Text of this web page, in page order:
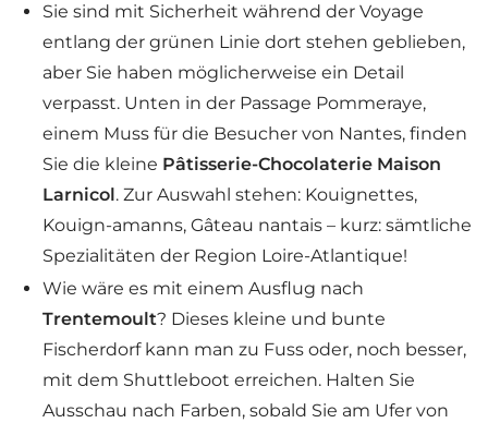
Sie sind mit Sicherheit während der Voyage
entlang der grünen Linie dort stehen geblieben,
aber Sie haben möglicherweise ein Detail
verpasst. Unten in der Passage Pommeraye,
einem Muss für die Besucher von Nantes, finden
Sie die kleine Pâtisserie-Chocolaterie Maison
Larnicol. Zur Auswahl stehen: Kouignettes,
Kouign-amanns, Gâteau nantais – kurz: sämtliche
Spezialitäten der Region Loire-Atlantique!
Wie wäre es mit einem Ausflug nach
Trentemoult? Dieses kleine und bunte
Fischerdorf kann man zu Fuss oder, noch besser,
mit dem Shuttleboot erreichen. Halten Sie
Ausschau nach Farben, sobald Sie am Ufer von